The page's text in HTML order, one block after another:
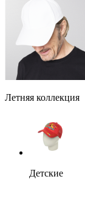
Летняя коллекция
Детские